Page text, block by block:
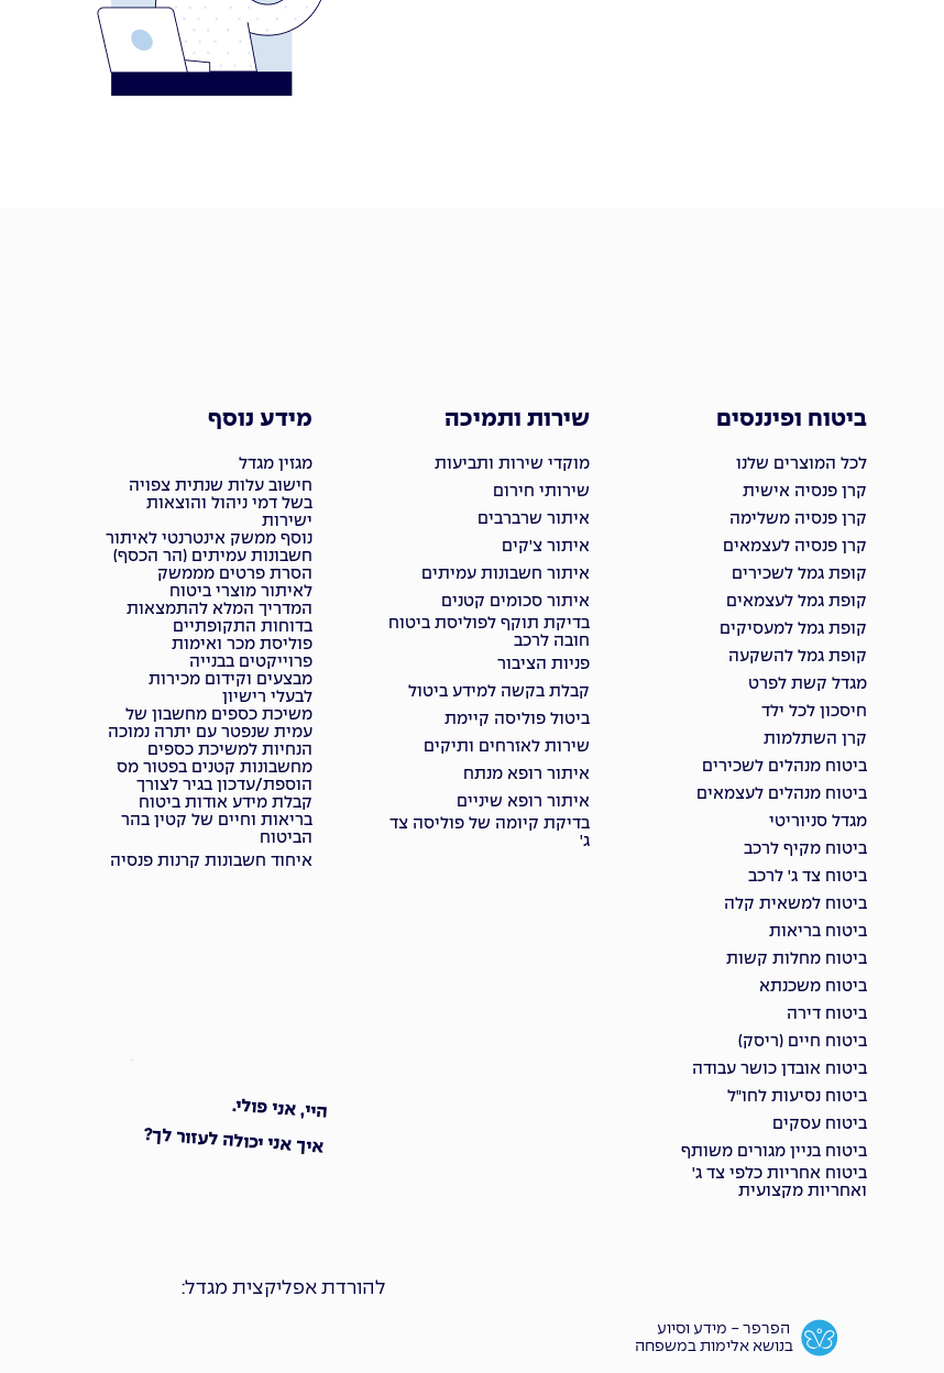
ביטוח ופיננסים
לכל המוצרים שלנו
קרן פנסיה אישית
קרן פנסיה משלימה
קרן פנסיה לעצמאים
קופת גמל לשכירים
קופת גמל לעצמאים
קופת גמל למעסיקים
קופת גמל להשקעה
מגדל קשת לפרט
חיסכון לכל ילד
קרן השתלמות
ביטוח מנהלים לשכירים
ביטוח מנהלים לעצמאים
מגדל סניוריטי
ביטוח מקיף לרכב
ביטוח צד ג' לרכב
ביטוח למשאית קלה
ביטוח בריאות
ביטוח מחלות קשות
ביטוח משכנתא
ביטוח דירה
ביטוח חיים (ריסק)
ביטוח אובדן כושר עבודה
ביטוח נסיעות לחו"ל
ביטוח עסקים
ביטוח בניין מגורים משותף
ביטוח אחריות כלפי צד ג'
ואחריות מקצועית
שירות ותמיכה
מוקדי שירות ותביעות
שירותי חירום
איתור שרברבים
איתור צ'קים
איתור חשבונות עמיתים
איתור סכומים קטנים
בדיקת תוקף לפוליסת ביטוח
חובה לרכב
פניות הציבור
קבלת בקשה למידע ביטול
ביטול פוליסה קיימת
שירות לאזרחים ותיקים
איתור רופא מנתח
איתור רופא שיניים
בדיקת קיומה של פוליסה צד
ג'
מידע נוסף
מגזין מגדל
חישוב עלות שנתית צפויה
בשל דמי ניהול והוצאות
ישירות
נוסף ממשק אינטרנטי לאיתור
חשבונות עמיתים (הר הכסף)
הסרת פרטים מממשק
לאיתור מוצרי ביטוח
המדריך המלא להתמצאות
בדוחות התקופתיים
פוליסת מכר ואימות
פרוייקטים בבנייה
מבצעים וקידום מכירות
לבעלי רישיון
משיכת כספים מחשבון של
עמית שנפטר עם יתרה נמוכה
הנחיות למשיכת כספים
מחשבונות קטנים בפטור מס
הוספת/עדכון בגיר לצורך
קבלת מידע אודות ביטוח
בריאות וחיים של קטין בהר
הביטוח
איחוד חשבונות קרנות פנסיה
הפרפר - מידע וסיוע
בנושא אלימות במשפחה
להורדת אפליקצית מגדל:
היי, אני פולי.
איך אני יכולה לעזור לך?